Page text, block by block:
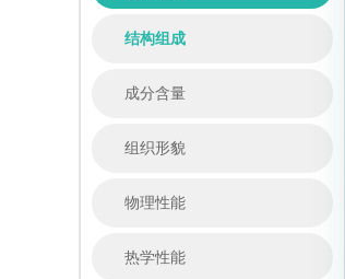
结构组成
成分含量
组织形貌
物理性能
热学性能